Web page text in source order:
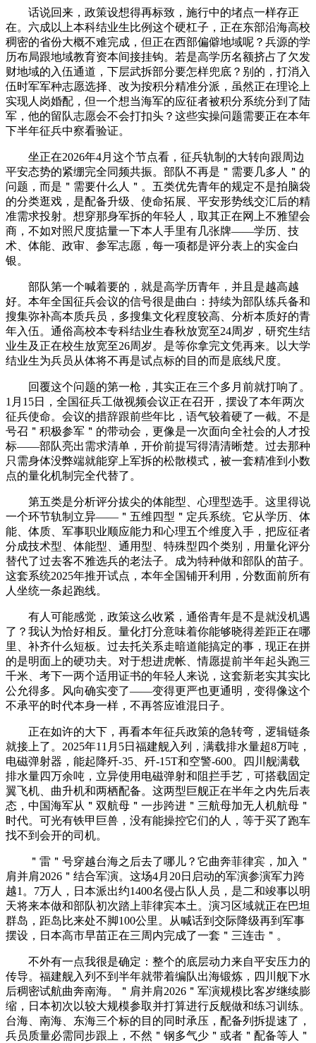
话说回来，政策设想得再标致，施行中的堵点一样存正
在。六成以上本科结业生比例这个硬杠子，正在东部沿海高校
稠密的省份大概不难完成，但正在西部偏僻地域呢？兵源的学
历布局跟地域教育资本间接挂钩。若是高学历名额挤占了欠发
财地域的入伍通道，下层武拆部分要怎样兜底？别的，打消入
伍时军军种志愿选择、改为按积分精准分派，虽然正在理论上
实现人岗婚配，但一个想当海军的应征者被积分系统分到了陆
军，他的留队志愿会不会打扣头？这些实操问题需要正在本年
下半年征兵中察看验证。
坐正在2026年4月这个节点看，征兵轨制的大转向跟周边
平安态势的紧绷完全同频共振。部队不再是＂需要几多人＂的
问题，而是＂需要什么人＂。五类优先青年的规定不是拍脑袋
的分类逛戏，是配备升级、使命拓展、平安形势线交汇后的精
准需求投射。想穿那身军拆的年轻人，取其正在网上不雅望会
商，不如对照尺度掂量一下本人手里有几张牌——学历、技
术、体能、政审、参军志愿，每一项都是评分表上的实金白
银。
部队第一个喊着要的，就是高学历青年，并且是越高越
好。本年全国征兵会议的信号很是曲白：持续为部队练兵备和
搜集弥补高本质兵员，多搜集文化程度较高、分析本质好的青
年入伍。通俗高校本专科结业生春秋放宽至24周岁，研究生结
业生及正在校生放宽至26周岁。是等你拿完文凭再来。以大学
结业生为兵员从体将不再是试点标的目的而是底线尺度。
回覆这个问题的第一枪，其实正在三个多月前就打响了。
1月15日，全国征兵工做视频会议正在召开，摆设了本年两次
征兵使命。会议的措辞跟前些年比，语气较着硬了一截。不是
号召＂积极参军＂的带动会，更像是一次面向全社会的人才投
标——部队亮出需求清单，开价前提写得清清晰楚。过去那种
只需身体没弊端就能穿上军拆的松散模式，被一套精准到小数
点的量化机制完全代替了。
第五类是分析评分拔尖的体能型、心理型选手。这里得说
一个环节轨制立异——＂五维四型＂定兵系统。它从学历、体
能、体质、军事职业顺应能力和心理五个维度入手，把应征者
分成技术型、体能型、通用型、特殊型四个类别，用量化评分
替代了过去客不雅选兵的老法子。成为特种做和部队的苗子。
这套系统2025年推开试点，本年全国铺开利用，分数面前所有
人坐统一条起跑线。
有人可能感觉，政策这么收紧，通俗青年是不是就没机遇
了？我认为恰好相反。量化打分意味着你能够晓得差距正在哪
里、补齐什么短板。过去托关系走暗道能搞定的事，现正在拼
的是明面上的硬功夫。对于想进虎帐、情愿提前半年起头跑三
千米、考下一两个适用证书的年轻人来说，这套新老实其实比
公允得多。风向确实变了——变得更严也更通明，变得像这个
不承平的时代本身一样，不再答应谁混日子。
正在如许的大下，再看本年征兵政策的急转弯，逻辑链条
就接上了。2025年11月5日福建舰入列，满载排水量超8万吨，
电磁弹射器，能起降歼-35、歼-15T和空警-600。四川舰满载
排水量四万余吨，立异使用电磁弹射和阻拦手艺，可搭载固定
翼飞机、曲升机和两栖配备。这两型巨舰正在半年之内先后表
态，中国海军从＂双航母＂一步跨进＂三航母加无人机航母＂
时代。可光有铁甲巨兽，没有能操控它们的人，等于买了跑车
找不到会开的司机。
＂雷＂号穿越台海之后去了哪儿？它曲奔菲律宾，加入＂
肩并肩2026＂结合军演。这场4月20日启动的军演参演军力跨
越1。7万人，日本派出约1400名侵占队人员，是二和竣事以明
天将来本做和部队初次踏上菲律宾本土。演习区域就正在巴坦
群岛，距岛比来处不脚100公里。从喊话到交际降级再到军事
摆设，日本高市早苗正在三周内完成了一套＂三连击＂。
不外有一点我很是确定：整个的底层动力来自平安压力的
传导。福建舰入列不到半年就带着编队出海锻炼，四川舰下水
后稠密试航曲奔南海。＂肩并肩2026＂军演规模比客岁继续膨
缩，日本初次以较大规模参取并打算进行反舰做和练习训练。
台海、南海、东海三个标的目的同时承压，配备列拆提速了，
兵员质量必需同步跟上，不然＂钢多气少＂或者＂配备等人＂